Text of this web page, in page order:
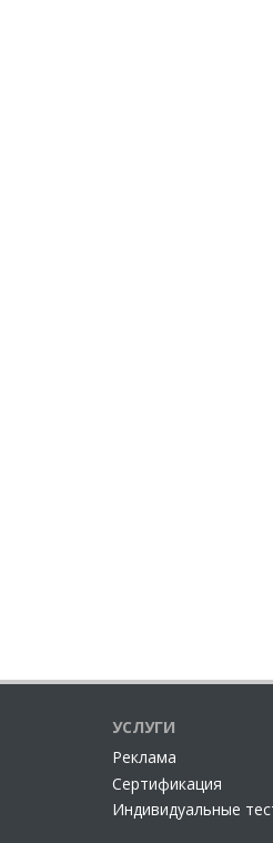
УСЛУГИ
Реклама
Сертификация
Индивидуальные